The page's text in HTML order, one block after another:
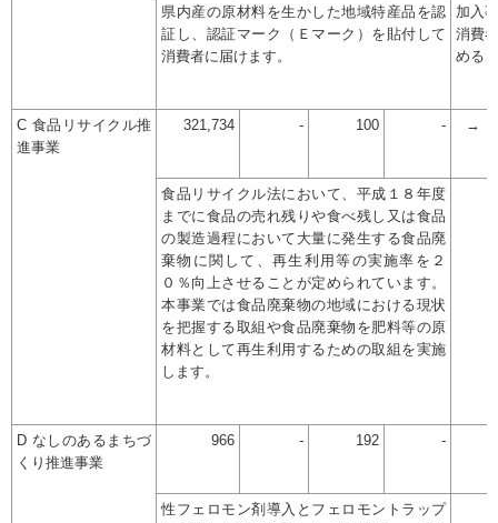
県内産の原材料を生かした地域特産品を認
証し、認証マーク（Ｅマーク）を貼付して
消費者に届けます。
加入
消費
める
C 食品リサイクル推
進事業
321,734 - 100 - →
食品リサイクル法において、平成１８年度
までに食品の売れ残りや食べ残し又は食品
の製造過程において大量に発生する食品廃
棄物に関して、再生利用等の実施率を２
０％向上させることが定められています。
本事業では食品廃棄物の地域における現状
を把握する取組や食品廃棄物を肥料等の原
材料として再生利用するための取組を実施
します。
D なしのあるまちづ
くり推進事業
966 - 192 -
性フェロモン剤導入とフェロモントラップ